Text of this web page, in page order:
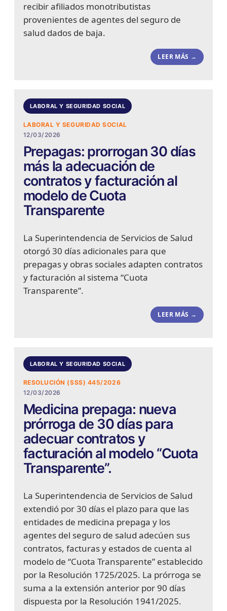
recibir afiliados monotributistas
provenientes de agentes del seguro de
salud dados de baja.
LEER MÁS →
LABORAL Y SEGURIDAD SOCIAL
LABORAL Y SEGURIDAD SOCIAL
12/03/2026
Prepagas: prorrogan 30 días
más la adecuación de
contratos y facturación al
modelo de Cuota
Transparente
La Superintendencia de Servicios de Salud
otorgó 30 días adicionales para que
prepagas y obras sociales adapten contratos
y facturación al sistema “Cuota
Transparente”.
LEER MÁS →
LABORAL Y SEGURIDAD SOCIAL
RESOLUCIÓN (SSS) 445/2026
12/03/2026
Medicina prepaga: nueva
prórroga de 30 días para
adecuar contratos y
facturación al modelo “Cuota
Transparente”.
La Superintendencia de Servicios de Salud
extendió por 30 días el plazo para que las
entidades de medicina prepaga y los
agentes del seguro de salud adecúen sus
contratos, facturas y estados de cuenta al
modelo de “Cuota Transparente” establecido
por la Resolución 1725/2025. La prórroga se
suma a la extensión anterior por 90 días
dispuesta por la Resolución 1941/2025.